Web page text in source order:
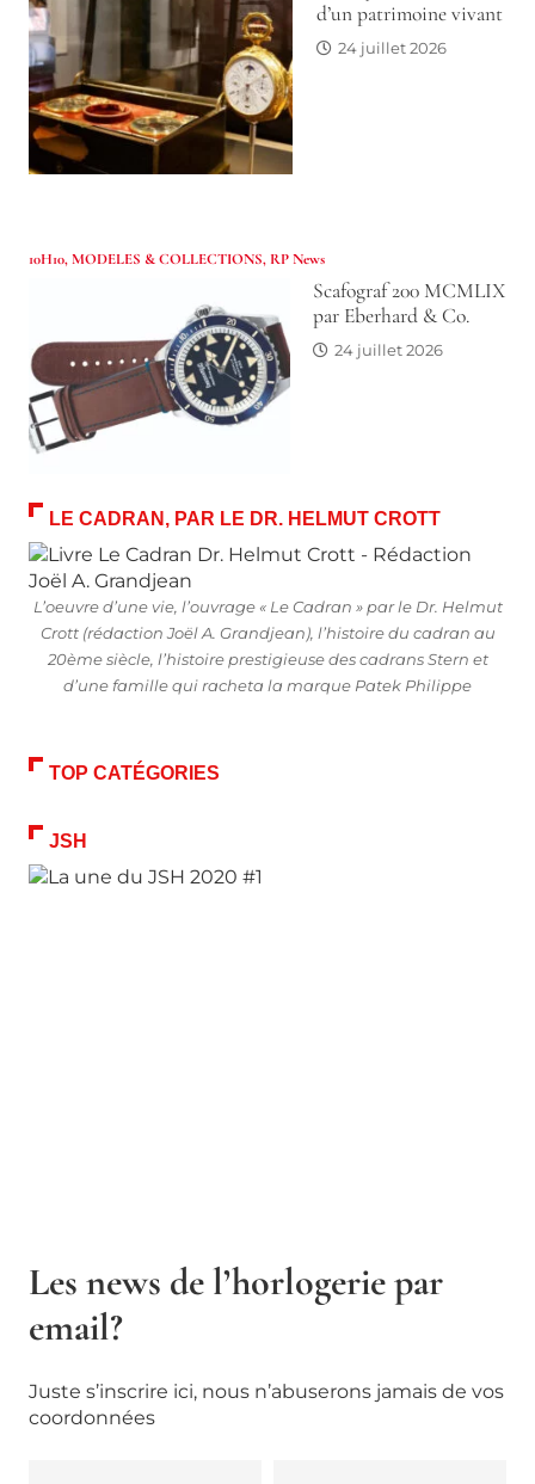
d’un patrimoine vivant
24 juillet 2026
10H10,MODELES & COLLECTIONS, RP News
Scafograf 200 MCMLIX
par Eberhard & Co.
24 juillet 2026
LE CADRAN, PAR LE DR. HELMUT CROTT
L’oeuvre d’une vie, l’ouvrage « Le Cadran » par le Dr. Helmut
Crott (rédaction Joël A. Grandjean), l’histoire du cadran au
20ème siècle, l’histoire prestigieuse des cadrans Stern et
d’une famille qui racheta la marque Patek Philippe
TOP CATÉGORIES
JSH
Les news de l’horlogerie par
email?
Juste s’inscrire ici, nous n’abuserons jamais de vos
coordonnées